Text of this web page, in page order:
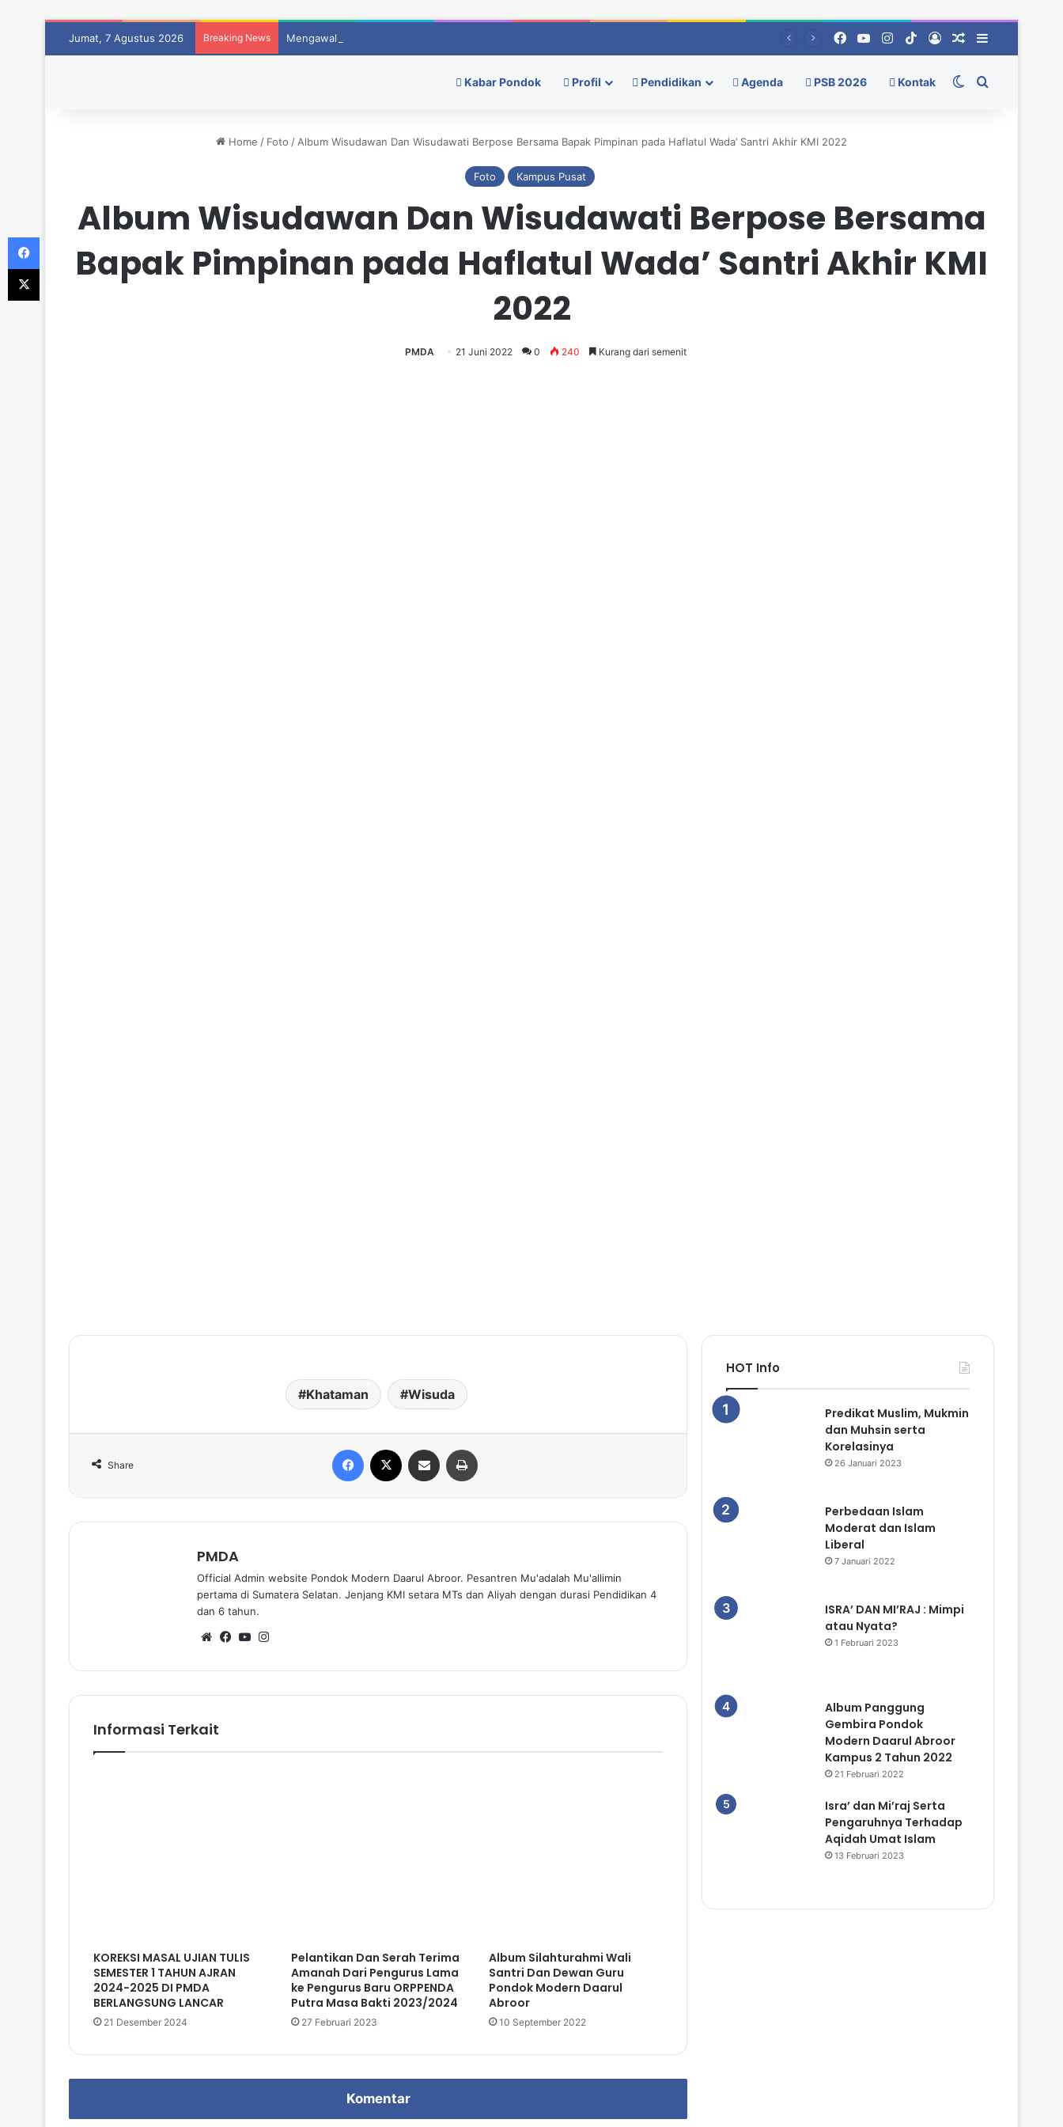
Jumat, 7 Agustus 2026 Breaking News Mengawali Langkah Baru Dengan Evaluasi Dan Semangat Berprestasi FacebookYouTubeInstagram
TikTokLog InRandom Berita
Kabar Pondok Profil Pendidikan Agenda PSB 2026 Kontak Switch skin
Pencarian
Home / Foto / Album Wisudawan Dan Wisudawati Berpose Bersama Bapak Pimpinan pada Haflatul Wada’ Santri Akhir KMI 2022
Foto Kampus Pusat
Album Wisudawan Dan Wisudawati Berpose Bersama
Bapak Pimpinan pada Haflatul Wada’ Santri Akhir KMI
2022
PMDA 21 Juni 2022 0 240 Kurang dari semenit
Khataman Wisuda
Share
PMDA
Official Admin website Pondok Modern Daarul Abroor. Pesantren Mu'adalah Mu'allimin
pertama di Sumatera Selatan. Jenjang KMI setara MTs dan Aliyah dengan durasi Pendidikan 4
dan 6 tahun.
We
te
Fa
bo
ok
Yo
ub
e
ra
m
Informasi Terkait
KOREKSI MASAL UJIAN TULIS
SEMESTER 1 TAHUN AJRAN
2024-2025 DI PMDA
BERLANGSUNG LANCAR
21 Desember 2024
Pelantikan Dan Serah Terima
Amanah Dari Pengurus Lama
ke Pengurus Baru ORPPENDA
Putra Masa Bakti 2023/2024
27 Februari 2023
Album Silahturahmi Wali
Santri Dan Dewan Guru
Pondok Modern Daarul
Abroor
10 September 2022
Komentar
HOT Info
Predikat Muslim, Mukmin
dan Muhsin serta
Korelasinya
26 Januari 2023
Perbedaan Islam
Moderat dan Islam
Liberal
7 Januari 2022
ISRA’ DAN MI’RAJ : Mimpi
atau Nyata?
1 Februari 2023
Album Panggung
Gembira Pondok
Modern Daarul Abroor
Kampus 2 Tahun 2022
21 Februari 2022
Isra’ dan Mi’raj Serta
Pengaruhnya Terhadap
Aqidah Umat Islam
13 Februari 2023